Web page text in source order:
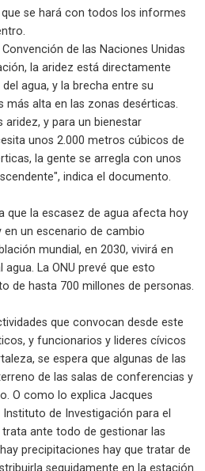
se hará con todos los informes
de las Naciones Unidas
la aridez está directamente
agua, y la brecha entre su
más alta en las zonas desérticas.
aridez, y para un bienestar
unos 2.000 metros cúbicos de
la gente se arregla con unos
indica el documento.
que la escasez de agua afecta hoy
en un escenario de cambio
mundial, en 2030, vivirá en
La ONU prevé que esto
de hasta 700 millones de personas.
que convocan desde este
y funcionarios y lideres cívicos
se espera que algunas de las
de las salas de conferencias y
O como lo explica Jacques
de Investigación para el
ante todo de gestionar las
precipitaciones hay que tratar de